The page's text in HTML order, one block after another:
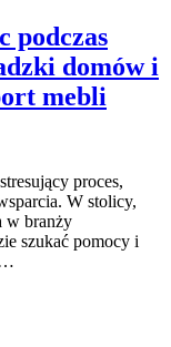
podczas
domów i
mebli
proces,
W stolicy,
w branży
szukać pomocy i